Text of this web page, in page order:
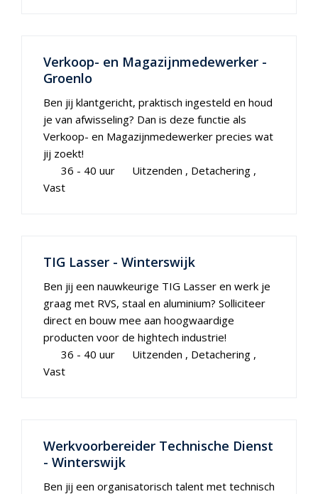
Verkoop- en Magazijnmedewerker -
Groenlo
Ben jij klantgericht, praktisch ingesteld en houd
je van afwisseling? Dan is deze functie als
Verkoop- en Magazijnmedewerker precies wat
jij zoekt!
36 - 40 uur
Uitzenden
Detachering
Vast
TIG Lasser - Winterswijk
Ben jij een nauwkeurige TIG Lasser en werk je
graag met RVS, staal en aluminium? Solliciteer
direct en bouw mee aan hoogwaardige
producten voor de hightech industrie!
36 - 40 uur
Uitzenden
Detachering
Vast
Werkvoorbereider Technische Dienst
- Winterswijk
Ben jij een organisatorisch talent met technisch